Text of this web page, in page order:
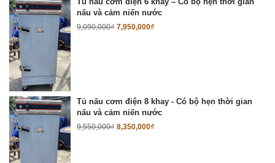
nấu và cảm niến nước
9,090,000₫ 7,950,000₫
Tủ nấu cơm điện 8 khay - Có bộ hẹn thời gian
nấu và cảm niến nước
9,550,000₫ 8,350,000₫